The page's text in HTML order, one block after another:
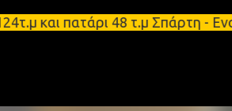
Μετάβαση στο κύριο
πατάρι 48 τ.μ Σπάρτη